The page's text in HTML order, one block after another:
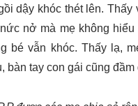
dậy khóc thét lên.
nở mà mẹ không
bé vẫn khóc. Thấy lạ,
tay con gái cũng đầm